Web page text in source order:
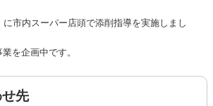
市内スーパー店頭で添削指導を実施しまし
を企画中です。
先